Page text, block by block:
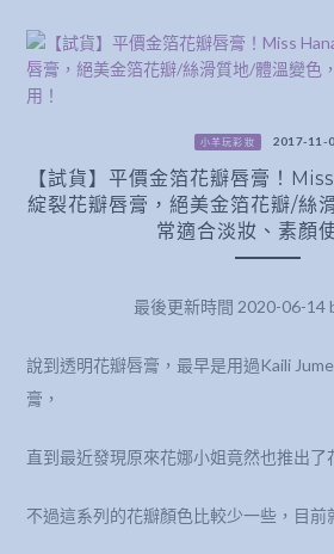
小羊玩彩妝 2017-11-
【試貨】平價金箔花瓣唇膏！
綻裂花瓣唇膏，絕美金箔花瓣/絲
常適合淡妝、素顏
最後更新時間 2020-06-14
說到透明花瓣唇膏，最早是用過Kaili
膏，
直到最近發現原來花娜小姐竟然也推出了
不過這系列的花瓣顏色比較少一些，目前